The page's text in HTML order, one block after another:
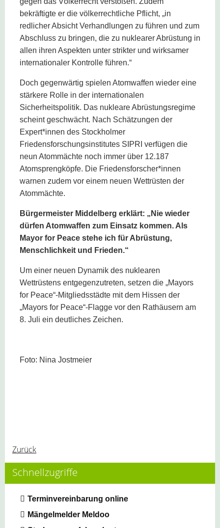
bekräftigte er die völkerrechtliche Pflicht, „in
redlicher Absicht Verhandlungen zu führen und zum
Abschluss zu bringen, die zu nuklearer Abrüstung in
allen ihren Aspekten unter strikter und wirksamer
internationaler Kontrolle führen.“
Doch gegenwärtig spielen Atomwaffen wieder eine
stärkere Rolle in der internationalen
Sicherheitspolitik. Das nukleare Abrüstungsregime
scheint geschwächt. Nach Schätzungen der
Expert*innen des Stockholmer
Friedensforschungsinstitutes SIPRI verfügen die
neun Atommächte noch immer über 12.187
Atomsprengköpfe. Die Friedensforscher*innen
warnen zudem vor einem neuen Wettrüsten der
Atommächte.
Bürgermeister Middelberg erklärt: „Nie wieder
dürfen Atomwaffen zum Einsatz kommen. Als
Mayor for Peace stehe ich für Abrüstung,
Menschlichkeit und Frieden.“
Um einer neuen Dynamik des nuklearen
Wettrüstens entgegenzutreten, setzen die „Mayors
for Peace“-Mitgliedsstädte mit dem Hissen der
„Mayors for Peace“-Flagge vor den Rathäusern am
8. Juli ein deutliches Zeichen.
Foto: Nina Jostmeier
Zurück
Schnellzugriffe
Terminvereinbarung online
Mängelmelder Meldoo